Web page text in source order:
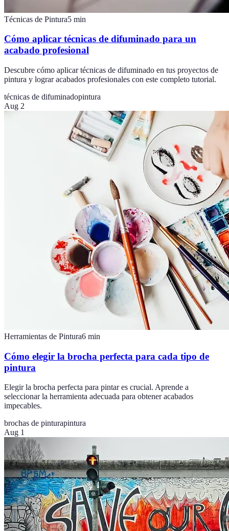
Técnicas de Pintura5 min
Cómo aplicar técnicas de difuminado para un
acabado profesional
Descubre cómo aplicar técnicas de difuminado en tus proyectos de
pintura y lograr acabados profesionales con este completo tutorial.
técnicas de difuminadopintura
Aug 2
Herramientas de Pintura6 min
Cómo elegir la brocha perfecta para cada tipo de
pintura
Elegir la brocha perfecta para pintar es crucial. Aprende a
seleccionar la herramienta adecuada para obtener acabados
impecables.
brochas de pinturapintura
Aug 1